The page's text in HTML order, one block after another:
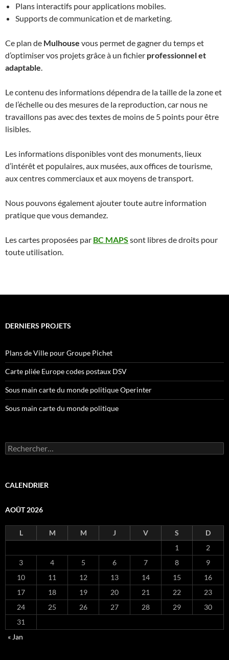
Plans interactifs pour applications mobiles.
Supports de communication et de marketing.
Ce plan de Mulhouse vous permet de gagner du temps et
d’optimiser vos projets grâce à un fichier professionnel et
adaptable.
Le contenu des informations dépendra de la taille de la zone et
de l’échelle ou des mesures de la reproduction, car nous ne
travaillons pas avec des textes de moins de 5 points pour être
lisibles.
Les informations disponibles vont des monuments, lieux
d’intérêt et populaires, aux musées, aux offices de tourisme,
aux centres commerciaux et aux moyens de transport.
Nous pouvons également ajouter toute autre information
pratique que vous demandez.
Les cartes proposées par BC MAPS sont libres de droits pour
toute utilisation.
DERNIERS PROJETS
Plans de Ville pour Groupe Pichet
Carte pliée Europe codes postaux DSV
Sous main carte du monde politique Operinter
Sous main carte du monde politique
Rechercher :
CALENDRIER
AOÛT 2026
L M M J V S
D
1
2
3
4 5 6 7 8
9
10
11 12 13 14 15
16
17
18 19 20 21 22
23
24
25 26 27 28 29
30
31
« Jan